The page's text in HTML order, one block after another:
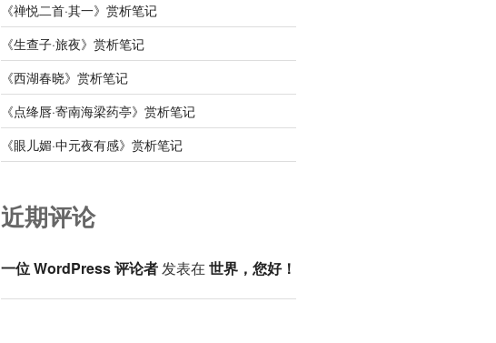
《禅悦二首·其一》赏析笔记
《生查子·旅夜》赏析笔记
《西湖春晓》赏析笔记
《点绛唇·寄南海梁药亭》赏析笔记
《眼儿媚·中元夜有感》赏析笔记
近期评论
一位 WordPress 评论者发表在 世界，您好！